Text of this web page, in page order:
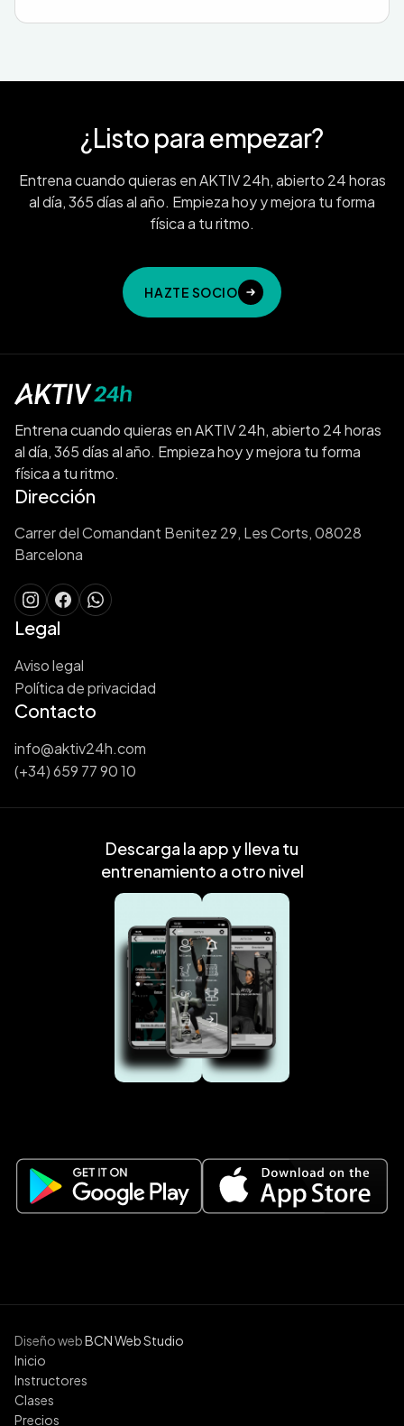
¿Listo para empezar?
Entrena cuando quieras en AKTIV 24h, abierto 24 horas
al día, 365 días al año. Empieza hoy y mejora tu forma
física a tu ritmo.
HAZTE SOCIO
Entrena cuando quieras en AKTIV 24h, abierto 24 horas
al día, 365 días al año. Empieza hoy y mejora tu forma
física a tu ritmo.
Dirección
Carrer del Comandant Benitez 29, Les Corts, 08028
Barcelona
Legal
Aviso legal
Política de privacidad
Contacto
info@aktiv24h.com
(+34) 659 77 90 10
Descarga la app y lleva tu
entrenamiento a otro nivel
Diseño webBCN Web Studio
Inicio
Instructores
Clases
Precios